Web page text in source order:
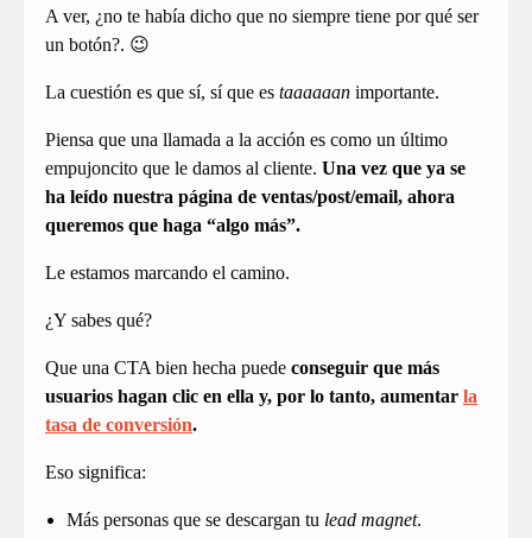
A ver, ¿no te había dicho que no siempre tiene por qué ser
un botón?. 😉
La cuestión es que sí, sí que es taaaaaan importante.
Piensa que una llamada a la acción es como un último
empujoncito que le damos al cliente. Una vez que ya se
ha leído nuestra página de ventas/post/email, ahora
queremos que haga “algo más”.
Le estamos marcando el camino.
¿Y sabes qué?
Que una CTA bien hecha puede conseguir que más
usuarios hagan clic en ella y, por lo tanto, aumentar la
tasa de conversión.
Eso significa:
Más personas que se descargan tu lead magnet.